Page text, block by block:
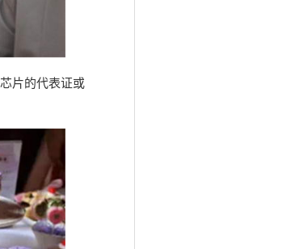
片的代表证或